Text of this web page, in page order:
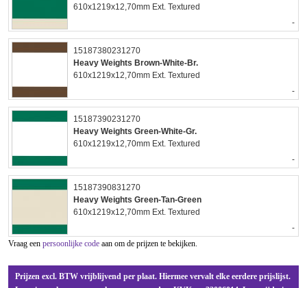
610x1219x12,70mm Ext. Textured
-
15187380231270
Heavy Weights Brown-White-Br.
610x1219x12,70mm Ext. Textured
-
15187390231270
Heavy Weights Green-White-Gr.
610x1219x12,70mm Ext. Textured
-
15187390831270
Heavy Weights Green-Tan-Green
610x1219x12,70mm Ext. Textured
-
Vraag een persoonlijke code aan om de prijzen te bekijken.
Prijzen excl. BTW vrijblijvend per plaat. Hiermee vervalt elke eerdere prijslijst.